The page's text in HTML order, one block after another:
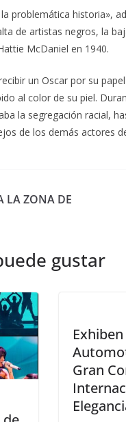
problemática historia»,
de artistas negros, la
McDaniel en 1940.
un Oscar por su
al color de su piel.
la segregación racial,
de los demás actores
LA ZONA DE
gustar
Gran